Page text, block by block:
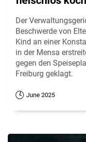
Der
Beschwerde von
Kind an einer
in der Mensa
gegen den
Freiburg geklagt.
June 2025